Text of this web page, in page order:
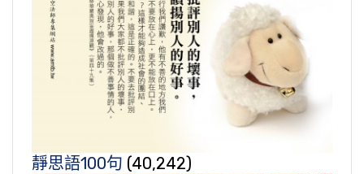
靜思語100句 (40,242)